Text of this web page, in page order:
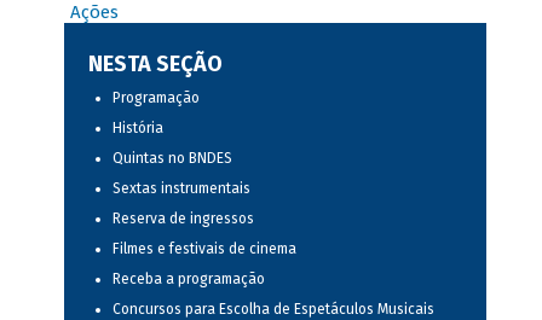
Ações
NESTA SEÇÃO
Programação
História
Quintas no BNDES
Sextas instrumentais
Reserva de ingressos
Filmes e festivais de cinema
Receba a programação
Concursos para Escolha de Espetáculos Musicais